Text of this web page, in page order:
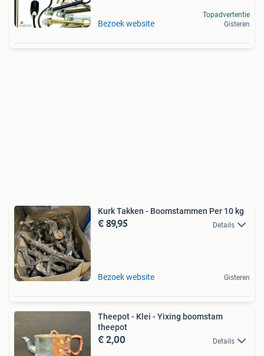
Bezoek website
Topadvertentie
Gisteren
Kurk Takken - Boomstammen Per 10 kg
€ 89,95 Details
Bezoek website Gisteren
Theepot - Klei - Yixing boomstam
theepot
€ 2,00 Details